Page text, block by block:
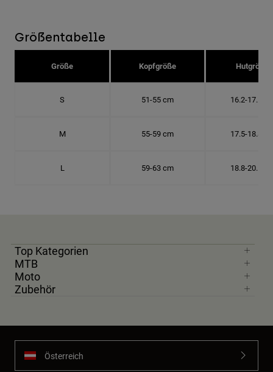
Größentabelle
Größe Kopfgröße Hutgröße
S 51-55 cm 16.2-17.5
M 55-59 cm 17.5-18.8
L 59-63 cm 18.8-20.1
Top Kategorien
MTB
Moto
Zubehör
Österreich